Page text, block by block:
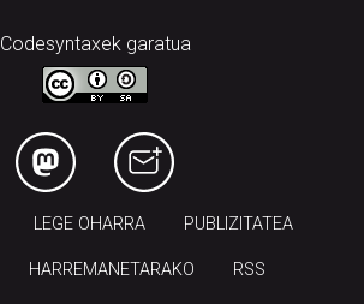
Codesyntaxek garatua
LEGE OHARRA PUBLIZITATEA
HARREMANETARAKO RSS